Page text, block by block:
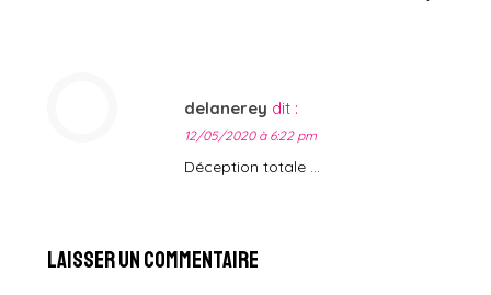
delanerey dit :
12/05/2020 à 6:22 pm
Déception totale …
Laisser un commentaire